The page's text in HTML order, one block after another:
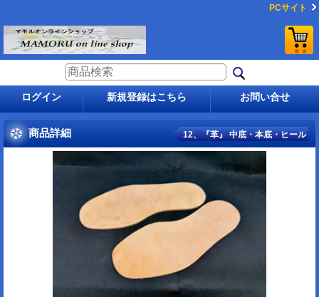
PCサイト
ログイン 新規登録はこちら お問い合せ
商品詳細 12、『革』 中底・本底・ヒール